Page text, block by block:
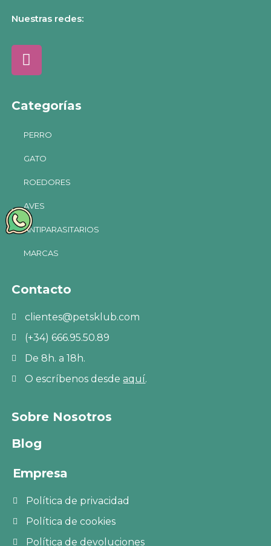
Nuestras redes:
Categorías
PERRO
GATO
ROEDORES
AVES
ANTIPARASITARIOS
MARCAS
Contacto
clientes@petsklub.com
(+34) 666.95.50.89
De 8h. a 18h.
O escríbenos desdeaquí.
Sobre Nosotros
Blog
Empresa
Política de privacidad
Política de cookies
Política de devoluciones